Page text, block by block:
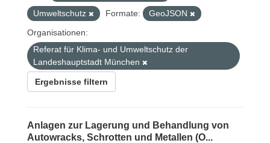
Umweltschutz
Formate:
GeoJSON
Organisationen:
Referat für Klima- und Umweltschutz der
Landeshauptstadt München
Ergebnisse filtern
Anlagen zur Lagerung und Behandlung von
Autowracks, Schrotten und Metallen (O...